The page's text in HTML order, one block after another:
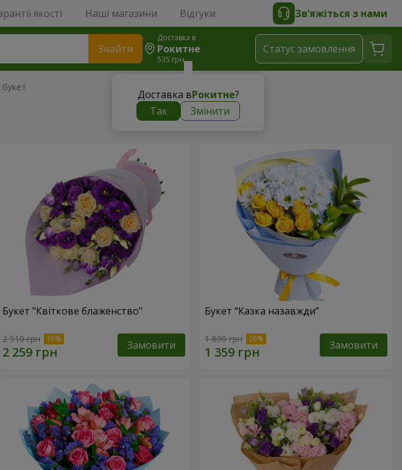
якості Наші магазини Відгуки Зв’яжіться з нами
Знайти
Доставка в
Рокитне
535 грн
Доставка вРокитне?
Так
Змінити
Статус замовлення
Букет "Квіткове блаженство"
2 510 грн Замовити
Букет “Казка назавжди”
1 699 грн Замовити